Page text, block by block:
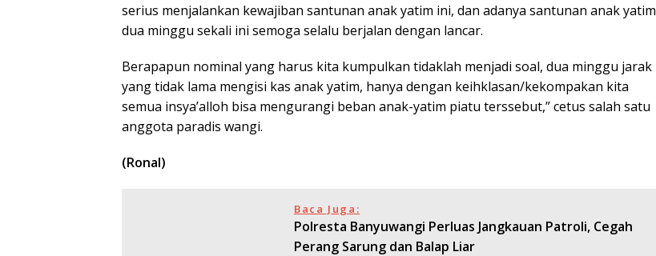
serius menjalankan kewajiban santunan anak yatim ini, dan adanya santunan anak yatim
dua minggu sekali ini semoga selalu berjalan dengan lancar.
Berapapun nominal yang harus kita kumpulkan tidaklah menjadi soal, dua minggu jarak
yang tidak lama mengisi kas anak yatim, hanya dengan keihklasan/kekompakan kita
semua insya’alloh bisa mengurangi beban anak-yatim piatu terssebut,” cetus salah satu
anggota paradis wangi.
(Ronal)
Baca Juga:
Polresta Banyuwangi Perluas Jangkauan Patroli, Cegah
Perang Sarung dan Balap Liar